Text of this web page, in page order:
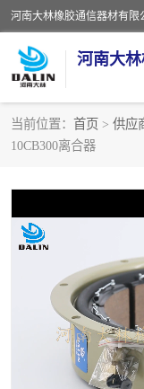
河南大
当前位置： 首页 > 供应
10CB300离合器
推盘离合器
PO隔膜离合器
泥浆泵空气包胶
DY隔膜式离合器
KB离合器